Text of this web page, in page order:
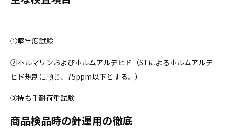
①堅牢度試験
②ホルマリンおよびホルムアルデヒド（STによるホルムアルデ
ヒド規制に順じ、75ppm以下とする。）
③持ち手耐荷重試験
商品検品時の針運用の徹底